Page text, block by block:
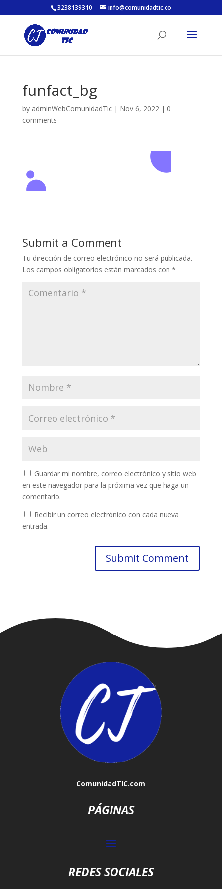
3238139310 info@comunidadtic.co
funfact_bg
by adminWebComunidadTic| Nov 6, 2022| 0
comments
Submit a Comment
Tu dirección de correo electrónico no será publicada.
Los campos obligatorios están marcados con *
Guardar mi nombre, correo electrónico y sitio web
en este navegador para la próxima vez que haga un
comentario.
Recibir un correo electrónico con cada nueva
entrada.
ComunidadTIC.com
PÁGINAS
REDES SOCIALES